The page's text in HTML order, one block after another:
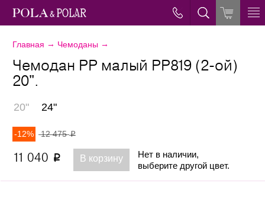
Главная → Чемоданы →
Чемодан PP малый РР819 (2-ой)
20".
20" 24"
-12% 12 475p
11 040 p В корзину
Нет в наличии,
выберите другой цвет.